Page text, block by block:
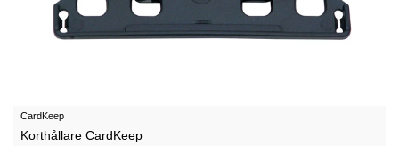
CardKeep
Korthållare CardKeep